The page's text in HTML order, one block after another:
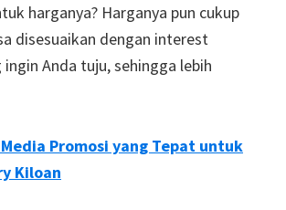
harganya? Harganya pun cukup
disesuaikan dengan interest
ingin Anda tuju, sehingga lebih
Promosi yang Tepat untuk
Kiloan